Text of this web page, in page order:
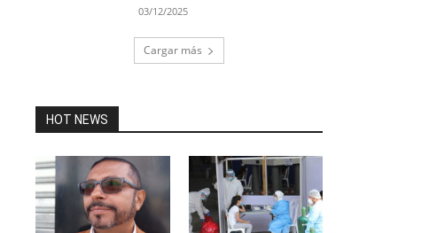
03/12/2025
Cargar más
HOT NEWS